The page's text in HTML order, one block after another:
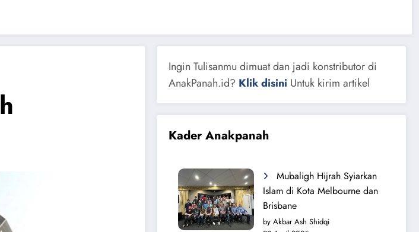
Ingin Tulisanmu dimuat dan jadi konstributor di
AnakPanah.id? Klik disini Untuk kirim artikel
Kader Anakpanah
Mubaligh Hijrah Syiarkan
Islam di Kota Melbourne dan
Brisbane
by Akbar Ash Shidqi